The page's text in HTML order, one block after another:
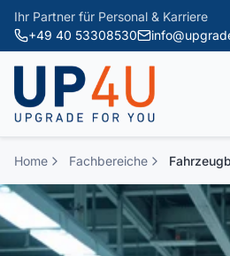
Zum Hauptinhalt springen
Ihr Partner für Personal & Karriere
+49 40 53308530
Home Fachbereiche